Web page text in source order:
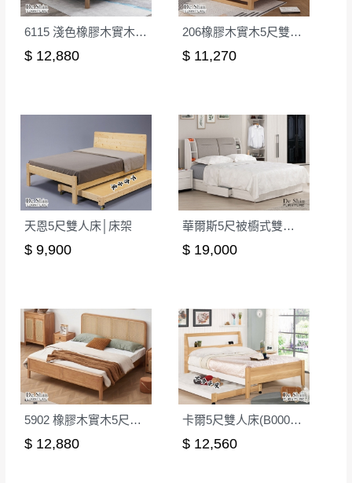
6115 淺色橡膠木實木5尺雙人床│床架
$ 12,880
206橡膠木實木5尺雙人床(原木色)│床架
$ 11,270
天恩5尺雙人床│床架
$ 9,900
華爾斯5尺被櫥式雙人床│床架
$ 19,000
5902 橡膠木實木5尺雙人床(淺柚色)│床架
$ 12,880
卡爾5尺雙人床(B0005)│床架
$ 12,560